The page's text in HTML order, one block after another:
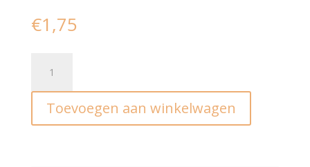
€1,75
merry
mas
Toevoegen aan winkelwagen